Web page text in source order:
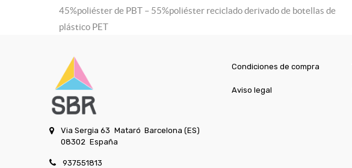
45%poliéster de PBT – 55%poliéster reciclado derivado de botellas de
plástico PET
Via Sergia 63 Mataró Barcelona (ES)
08302 España
937551813
Condiciones de compra
Aviso legal